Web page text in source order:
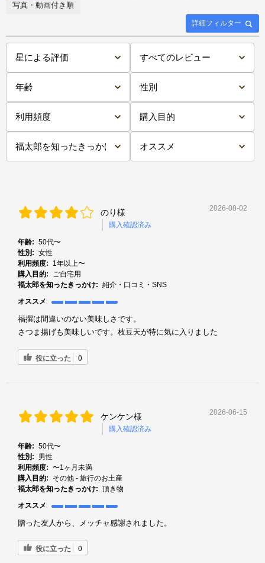
詳細フィルター
写真・動画付き順
のり様
購入確認済み
2026-08-02
年齢: 50代〜
性別: 女性
利用頻度:
1年以上〜
購入目的:
ご自宅用
福太郎を知ったきっかけ: 紹介・口コミ・SNS
オススメ
福撰は間違いのない美味しさです。
さつま揚げも美味しいです。枝豆天が特に気に入りました
役に立った 0
ケンケン様
購入確認済み
2026-06-15
年齢: 50代〜
性別:
男性
利用頻度: 〜1ヶ月未満
購入目的:
その他 - 旅行のお土産
福太郎を知ったきっかけ: 頂き物
オススメ
贈った友人から、メッチャ感謝されました。
役に立った 0